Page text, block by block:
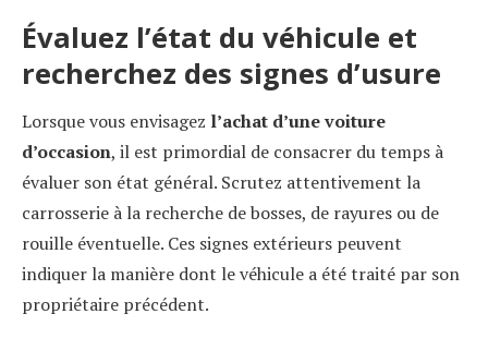
Évaluez l’état du véhicule et
recherchez des signes d’usure
Lorsque vous envisagez l’achat d’une voiture
d’occasion, il est primordial de consacrer du temps à
évaluer son état général. Scrutez attentivement la
carrosserie à la recherche de bosses, de rayures ou de
rouille éventuelle. Ces signes extérieurs peuvent
indiquer la manière dont le véhicule a été traité par son
propriétaire précédent.